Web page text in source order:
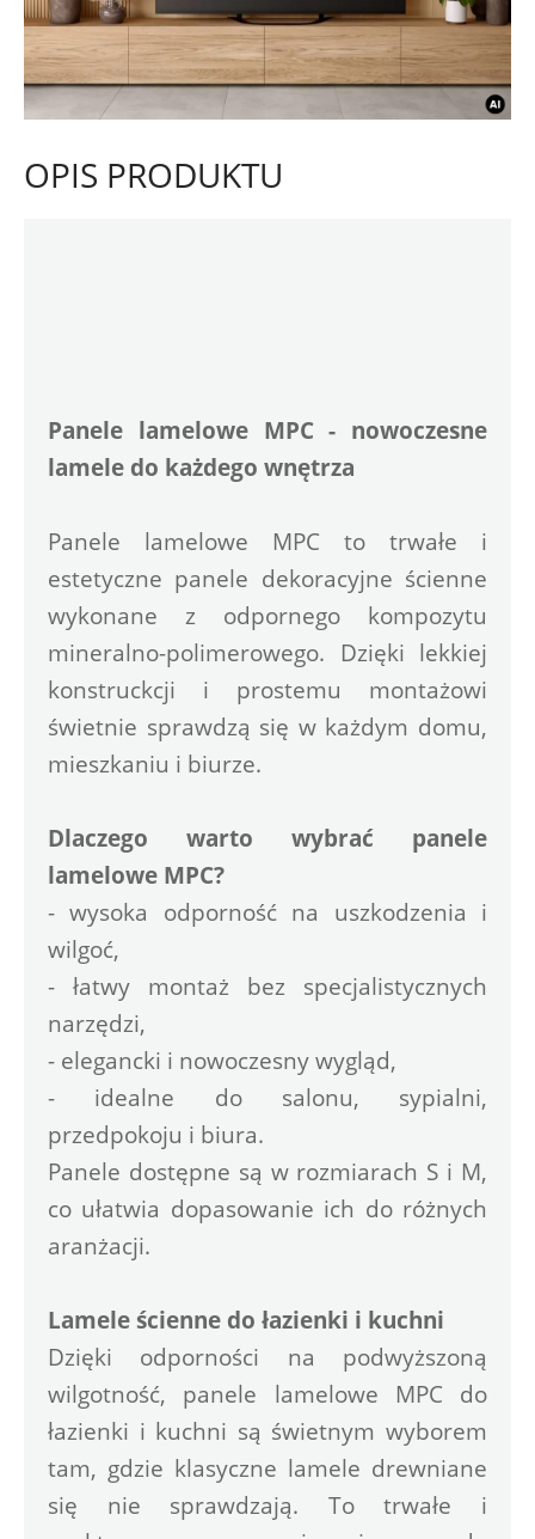
OPIS PRODUKTU
Panele lamelowe MPC - nowoczesne
lamele do każdego wnętrza
Panele lamelowe MPC to trwałe i
estetyczne panele dekoracyjne ścienne
wykonane z odpornego kompozytu
mineralno-polimerowego. Dzięki lekkiej
konstruckcji i prostemu montażowi
świetnie sprawdzą się w każdym domu,
mieszkaniu i biurze.
Dlaczego warto wybrać panele
lamelowe MPC?
- wysoka odporność na uszkodzenia i
wilgoć,
- łatwy montaż bez specjalistycznych
narzędzi,
- elegancki i nowoczesny wygląd,
- idealne do salonu, sypialni,
przedpokoju i biura.
Panele dostępne są w rozmiarach S i M,
co ułatwia dopasowanie ich do różnych
aranżacji.
Lamele ścienne do łazienki i kuchni
Dzięki odporności na podwyższoną
wilgotność, panele lamelowe MPC do
łazienki i kuchni są świetnym wyborem
tam, gdzie klasyczne lamele drewniane
się nie sprawdzają. To trwałe i